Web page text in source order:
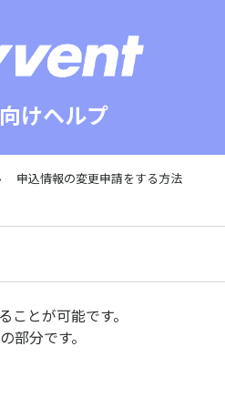
けヘルプ
申込情報の変更申請をする方法
とが可能です。
部分です。